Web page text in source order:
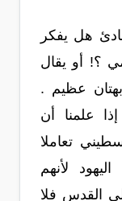
هل يفكر
؟! أو يقال
عظيم .
علمنا أن
تعاملا
لأنهم
القدس فلا